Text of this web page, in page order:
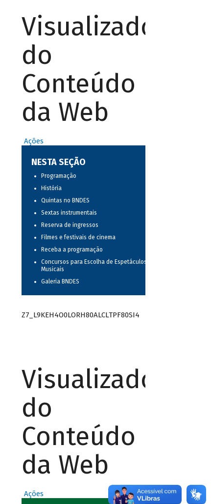
Visualizador
do
Conteúdo
da Web
Ações
NESTA SEÇÃO
Programação
História
Quintas no BNDES
Sextas instrumentais
Reserva de ingressos
Filmes e festivais de cinema
Receba a programação
Concursos para Escolha de Espetáculos
Musicais
Galeria BNDES
Z7_L9KEH4O0LORH80ALCLTPF80SI4
Visualizador
do
Conteúdo
da Web
Ações